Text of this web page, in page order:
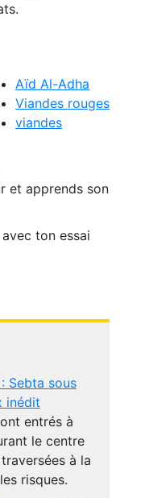
Aïd Al-Adha
Viandes rouges
viandes
et apprends son
ton essai
Sebta sous
inédit
entrés à
le centre
à la
risques.